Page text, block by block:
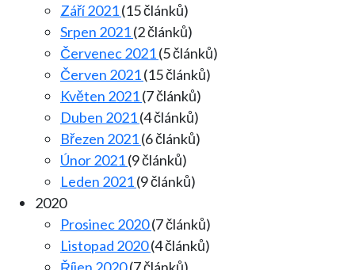
Září 2021(15 článků)
Srpen 2021(2 článků)
Červenec 2021(5 článků)
Červen 2021(15 článků)
Květen 2021(7 článků)
Duben 2021(4 článků)
Březen 2021(6 článků)
Únor 2021(9 článků)
Leden 2021(9 článků)
2020
Prosinec 2020(7 článků)
Listopad 2020(4 článků)